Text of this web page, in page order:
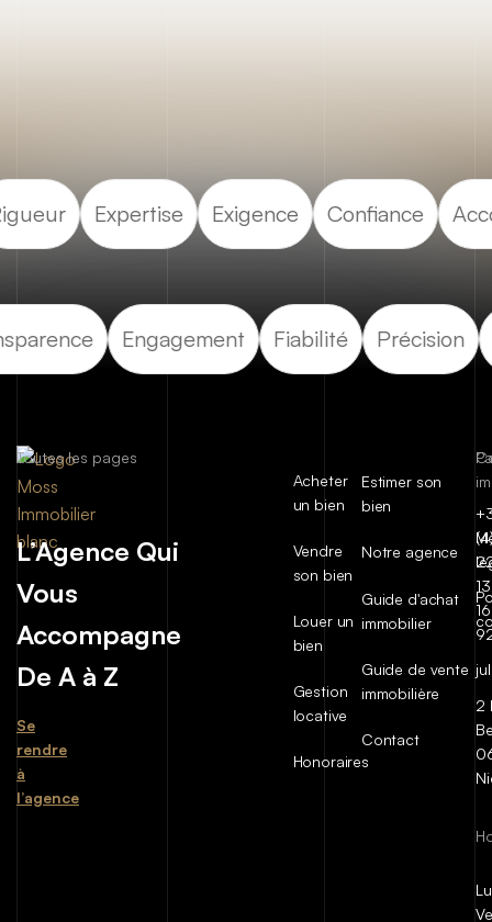
Expertise Exigence Confiance
Engagement Fiabilité Précision
L’Agence Qui
Vous
Accompagne
De A à Z
Se
rendre
à
l’agence
Toutes les pages
Acheter
un bien
Vendre
son bien
Louer un
bien
Gestion
locative
Honoraires
Estimer son
bien
Notre agence
Guide d'achat
immobilier
Guide de vente
immobilière
Contact
13
16
2